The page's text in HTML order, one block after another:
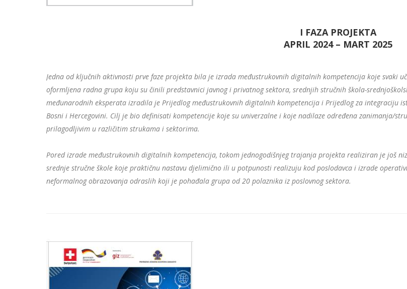
I FAZA PROJEKTA
APRIL 2024 – MART 2025
Jedna od ključnih aktivnosti prve faze projekta bila je izrada međustrukovnih digitalnih kompetencija koje svaki
oformljena radna grupa koju su činili predstavnici javnog i privatnog sektora, srednjih stručnih škola-
međunarodnih eksperata izradila je Prijedlog međustrukovnih digitalnih kompetencija i Prijedlog za integraciju
Bosni i Hercegovini. Cilj je bio definisati kompetencije koje su univerzalne i koje nadilaze određena zanimanja/
prilagodljivim u različitim strukama i sektorima.
Pored izrade međustrukovnih digitalnih kompetencija, tokom jednogodišnjeg trajanja projekta realiziran je još
srednje stručne škole koje praktičnu nastavu djelimično ili u potpunosti realizuju kod poslodavca i izrade
neformalnog obrazovanja odraslih koji je pohađala grupa od 20 polaznika iz poslovnog sektora.